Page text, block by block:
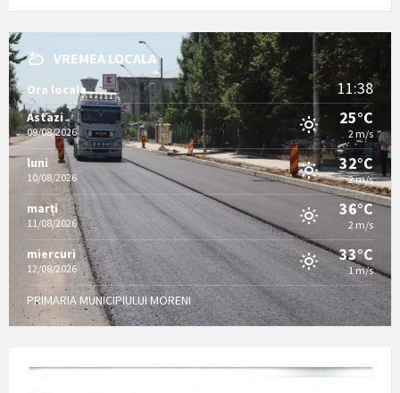
VREMEA LOCALA
Ora locala 11:38
Astazi
09/08/2026
25°C
2 m/s
luni
10/08/2026
32°C
2 m/s
marți
11/08/2026
36°C
2 m/s
miercuri
12/08/2026
33°C
1 m/s
PRIMARIA MUNICIPIULUI MORENI